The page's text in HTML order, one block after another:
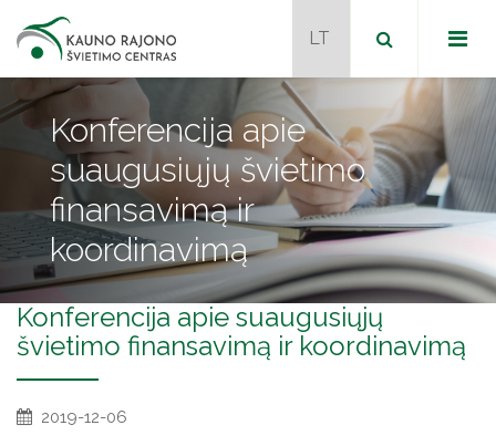
Dokumentai
Metodiniai būreliai
Programos
Naudingos nuorodos
Konferencija apie
suaugusiųjų švietimo
finansavimą ir
koordinavimą
Konferencija apie suaugusiųjų
švietimo finansavimą ir koordinavimą
2019-12-06